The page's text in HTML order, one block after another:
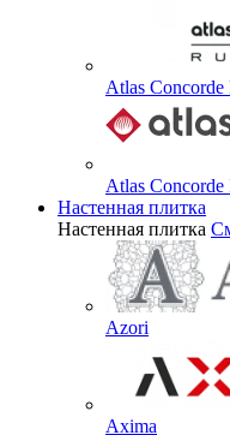
Atlas Concorde
Atlas Concorde
Настенная плитка
Настенная плитка
Azori
Axima